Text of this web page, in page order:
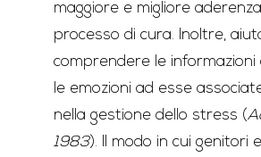
maggiore e migliore
processo di cura. Inoltre,
comprendere le informazioni
le emozioni ad esse
nella gestione dello stress (
1983). Il modo in cui genitori